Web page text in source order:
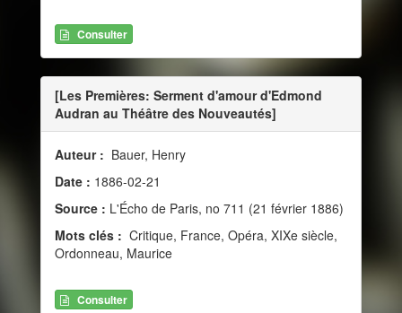
Consulter
[Les Premières: Serment d'amour d'Edmond
Audran au Théâtre des Nouveautés]
Auteur : Bauer, Henry
Date : 1886-02-21
Source : L'Écho de Paris, no 711 (21 février 1886)
Mots clés : Critique, France, Opéra, XIXe siècle,
Ordonneau, Maurice
Consulter